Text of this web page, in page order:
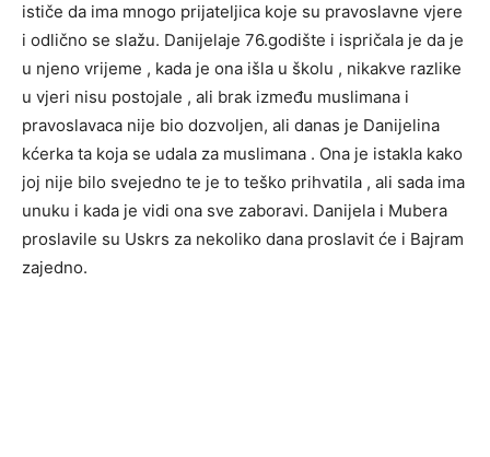
ističe da ima mnogo prijateljica koje su pravoslavne vjere
i odlično se slažu. Danijelaje 76.godište i ispričala je da je
u njeno vrijeme , kada je ona išla u školu , nikakve razlike
u vjeri nisu postojale , ali brak između muslimana i
pravoslavaca nije bio dozvoljen, ali danas je Danijelina
kćerka ta koja se udala za muslimana . Ona je istakla kako
joj nije bilo svejedno te je to teško prihvatila , ali sada ima
unuku i kada je vidi ona sve zaboravi. Danijela i Mubera
proslavile su Uskrs za nekoliko dana proslavit će i Bajram
zajedno.